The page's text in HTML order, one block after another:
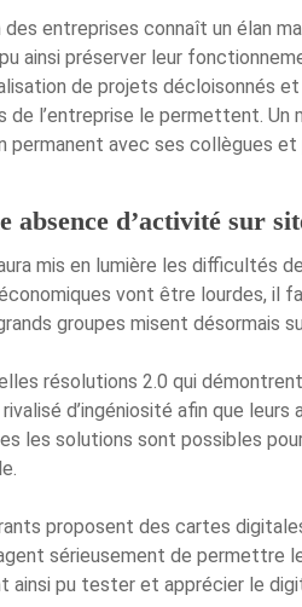
entreprises connaît un élan
ainsi préserver leur
de projets décloisonnés
de l’entreprise le permettent. Un
permanent avec ses collègues
absence d’activité sur
mis en lumière les difficultés
vont être lourdes, il
groupes misent désormais
résolutions 2.0 qui
d’ingéniosité afin que
les solutions sont possibles
proposent des cartes
sérieusement de permettre
ainsi pu tester et apprécier le